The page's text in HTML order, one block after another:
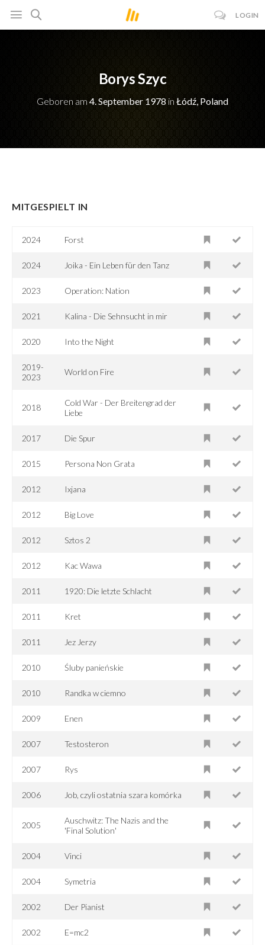
LOGIN
Borys Szyc
Geboren am 4. September 1978 in Łódź, Poland
MITGESPIELT IN
2024 Forst
2024 Joika - Ein Leben für den Tanz
2023 Operation: Nation
2021 Kalina - Die Sehnsucht in mir
2020 Into the Night
2019-
2023
World on Fire
2018
Cold War - Der Breitengrad der
Liebe
2017 Die Spur
2015 Persona Non Grata
2012 Ixjana
2012 Big Love
2012 Sztos 2
2012 Kac Wawa
2011 1920: Die letzte Schlacht
2011 Kret
2011 Jez Jerzy
2010 Śluby panieńskie
2010 Randka w ciemno
2009 Enen
2007 Testosteron
2007 Rys
2006 Job, czyli ostatnia szara komórka
2005
Auschwitz: The Nazis and the
'Final Solution'
2004 Vinci
2004 Symetria
2002 Der Pianist
2002 E=mc2